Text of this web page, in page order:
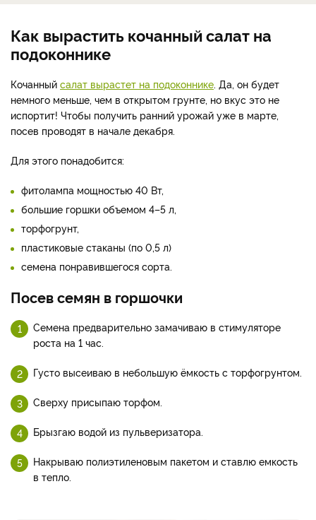
Как вырастить кочанный салат на
подоконнике
Кочанный салат вырастет на подоконнике . Да, он будет
немного меньше, чем в открытом грунте, но вкус это не
испортит! Чтобы получить ранний урожай уже в марте,
посев проводят в начале декабря.
Для этого понадобится:
фитолампа мощностью 40 Вт,
большие горшки объемом 4–5 л,
торфогрунт,
пластиковые стаканы (по 0,5 л)
семена понравившегося сорта.
Посев семян в горшочки
Семена предварительно замачиваю в стимуляторе
роста на 1 час.
Густо высеиваю в небольшую ёмкость с торфогрунтом.
Сверху присыпаю торфом.
Брызгаю водой из пульверизатора.
Накрываю полиэтиленовым пакетом и ставлю емкость
в тепло.